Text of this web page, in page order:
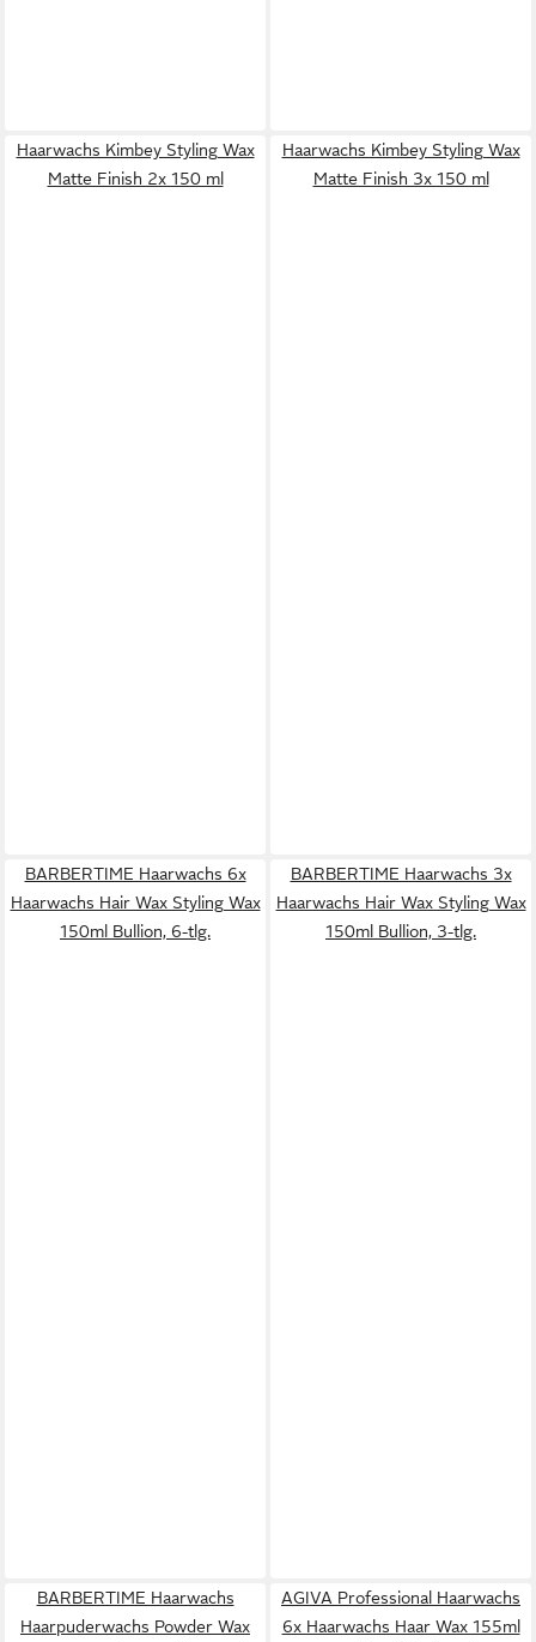
Haarwachs Kimbey Styling Wax
Matte Finish 2x 150 ml
Haarwachs Kimbey Styling Wax
Matte Finish 3x 150 ml
BARBERTIME Haarwachs 6x
Haarwachs Hair Wax Styling Wax
150ml Bullion, 6-tlg.
BARBERTIME Haarwachs 3x
Haarwachs Hair Wax Styling Wax
150ml Bullion, 3-tlg.
BARBERTIME Haarwachs
Haarpuderwachs Powder Wax
AGIVA Professional Haarwachs
6x Haarwachs Haar Wax 155ml